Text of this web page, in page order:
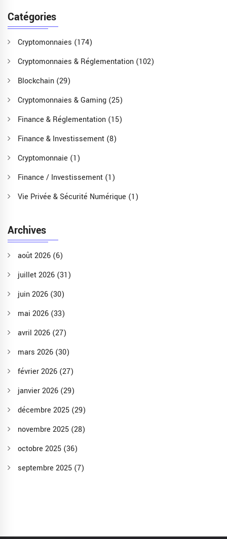
Catégories
Cryptomonnaies (174)
Cryptomonnaies & Réglementation (102)
Blockchain (29)
Cryptomonnaies & Gaming (25)
Finance & Réglementation (15)
Finance & Investissement (8)
Cryptomonnaie (1)
Finance / Investissement (1)
Vie Privée & Sécurité Numérique (1)
Archives
août 2026 (6)
juillet 2026 (31)
juin 2026 (30)
mai 2026 (33)
avril 2026 (27)
mars 2026 (30)
février 2026 (27)
janvier 2026 (29)
décembre 2025 (29)
novembre 2025 (28)
octobre 2025 (36)
septembre 2025 (7)